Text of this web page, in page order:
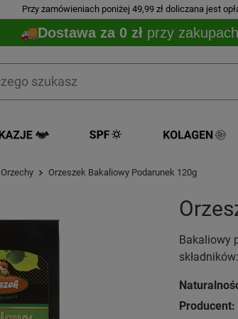
Przy zamówieniach poniżej 49,99 zł doliczana jest
Dostawa za 0 zł przy
Orzechy Orzeszek Bakaliowy Podarunek 120g
Bakaliowy
Producent: